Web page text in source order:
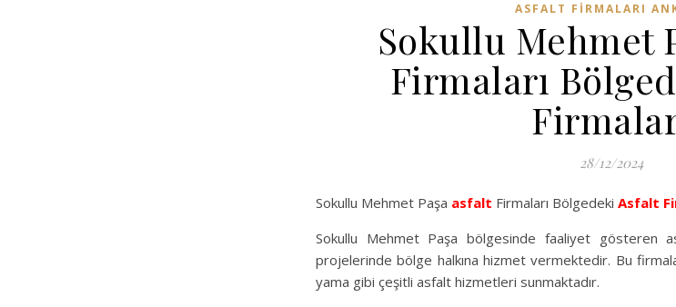
ASFALT FIRMALARI
Sokullu Mehmet
Firmaları
28/12/2024
Sokullu Mehmet Paşa asfalt Firmaları Bölgedeki Asfalt
Sokullu Mehmet Paşa bölgesinde faaliyet gösteren
projelerinde bölge halkına hizmet vermektedir. Bu
yama gibi çeşitli asfalt hizmetleri sunmaktadır.